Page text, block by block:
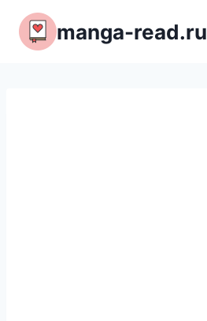
Перейти
содержимому
manga-read.ru